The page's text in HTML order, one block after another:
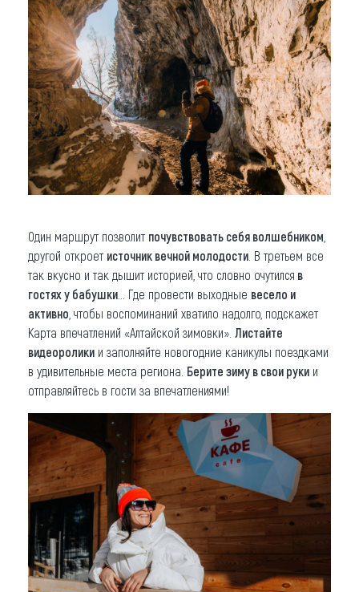
Один маршрут позволит почувствовать себя волшебником
другой откроет источник вечной молодости . В третьем все
так вкусно и так дышит историей, что словно очутился в
гостях у бабушки … Где провести выходные весело и
активно , чтобы воспоминаний хватило надолго, подскажет
Карта впечатлений «Алтайской зимовки». Листайте
видеоролики и заполняйте новогодние каникулы поездками
в удивительные места региона. Берите зиму в свои руки и
отправляйтесь в гости за впечатлениями!